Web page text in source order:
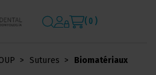
( 0 )
Sutures Biomatériaux